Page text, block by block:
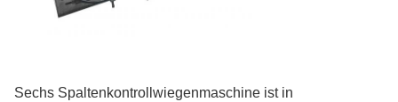
Sechs Spaltenkontrollwiegenmaschine ist in